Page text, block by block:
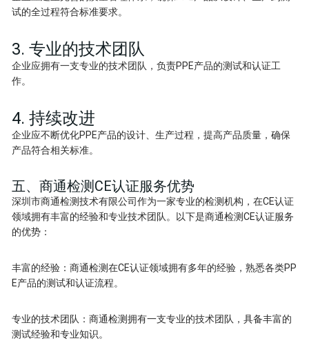
试的全过程符合标准要求。
3. 专业的技术团队
企业应拥有一支专业的技术团队，负责PPE产品的测试和认证工
作。
4. 持续改进
企业应不断优化PPE产品的设计、生产过程，提高产品质量，确保
产品符合相关标准。
五、商通检测CE认证服务优势
深圳市商通检测技术有限公司作为一家专业的检测机构，在CE认证
领域拥有丰富的经验和专业技术团队。以下是商通检测CE认证服务
的优势：
丰富的经验：商通检测在CE认证领域拥有多年的经验，熟悉各类PP
E产品的测试和认证流程。
专业的技术团队：商通检测拥有一支专业的技术团队，具备丰富的
测试经验和专业知识。